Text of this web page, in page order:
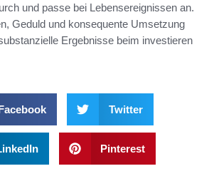
und passe bei Lebensereignissen an.
Geduld und konsequente Umsetzung
Ergebnisse beim investieren
Twitter
Pinterest